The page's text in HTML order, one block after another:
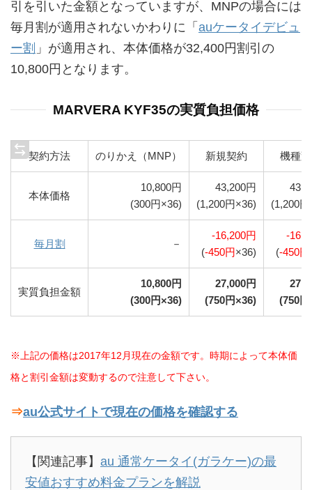
引を引いた金額となっていますが、MNPの場合には
毎月割が適用されないかわりに「 auケータイデビュ
ー割 」が適用され、本体価格が32,400円割引の
10,800円となります。
MARVERA KYF35の実質負担価格
契約方法 のりかえ（MNP） 新規契約 機種
本体価格
10,800円
(300円×36)
43,200円
(1,200円×36)
(1,200
毎月割 －
-16,200円
(-450円×36)
-
(-450円
実質負担金額
10,800円
(300円×36)
27,000円
(750円×36)
(750
※上記の価格は2017年12月現在の金額です。時期によって本体価
格と割引金額は変動するので注意して下さい。
⇒au公式サイトで現在の価格を確認する
【関連記事】 au 通常ケータイ(ガラケー)の最
安値おすすめ料金プランを解説